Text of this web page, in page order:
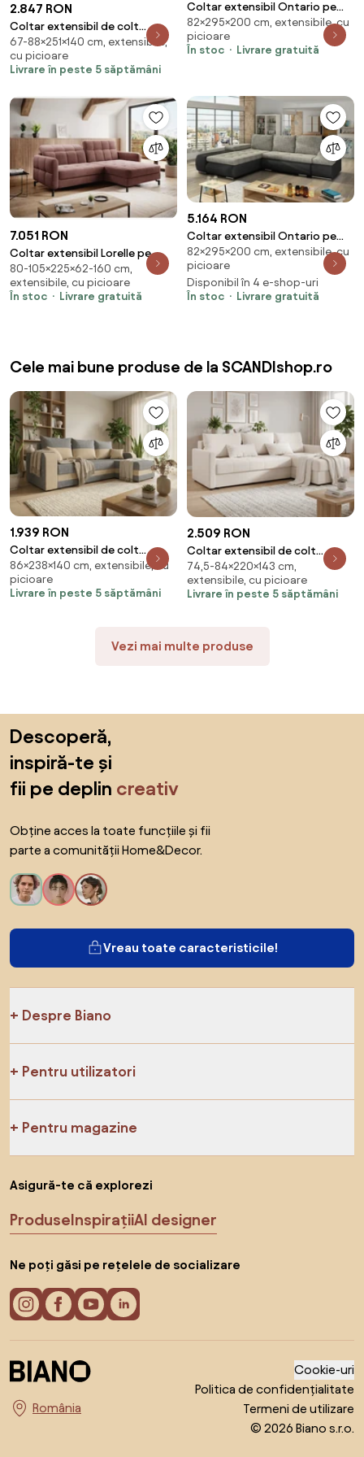
2.847 RON
Coltar extensibil de colt
TAVERO, mustar, reversibil,
251x140 cm
67-88×251×140 cm, extensibile,
cu picioare
Livrare în peste 5 săptămâni
Coltar extensibil Ontario pe
dreapta Berlin 02/Soft 11
82×295×200 cm, extensibile, cu
picioare
În stoc
Livrare gratuită
7.051 RON
Coltar extensibil Lorelle pe
dreapta Kronos 29
80-105×225×62-160 cm,
extensibile, cu picioare
În stoc
Livrare gratuită
5.164 RON
Coltar extensibil Ontario pe
stanga Berlin 01/Soft 11
82×295×200 cm, extensibile, cu
picioare
Disponibil în 4 e-shop-uri
În stoc
Livrare gratuită
Cele mai bune produse de la SCANDIshop.ro
1.939 RON
Coltar extensibil de colt
VALERIO, gri deschis/bej,
reversibil, 238x140 cm + 2 perne
GRATUIT
86×238×140 cm, extensibile, cu
picioare
Livrare în peste 5 săptămâni
2.509 RON
Coltar extensibil de colt
VENORIA, crem, reversibil,
220x143 cm + 2 perne GRATUIT
74,5-84×220×143 cm,
extensibile, cu picioare
Livrare în peste 5 săptămâni
Vezi mai multe produse
Descoperă,
inspiră-te și
fii pe deplin creativ
Obține acces la toate funcțiile și fii
parte a comunității Home&Decor.
Vreau toate caracteristicile!
Despre Biano
Pentru utilizatori
Pentru magazine
Asigură-te că explorezi
ProduseInspirațiiAI designer
Ne poți găsi pe rețelele de socializare
Alege țara
Cookie-uri
Politica de confidențialitate
Termeni de utilizare
© 2026 Biano s.r.o.